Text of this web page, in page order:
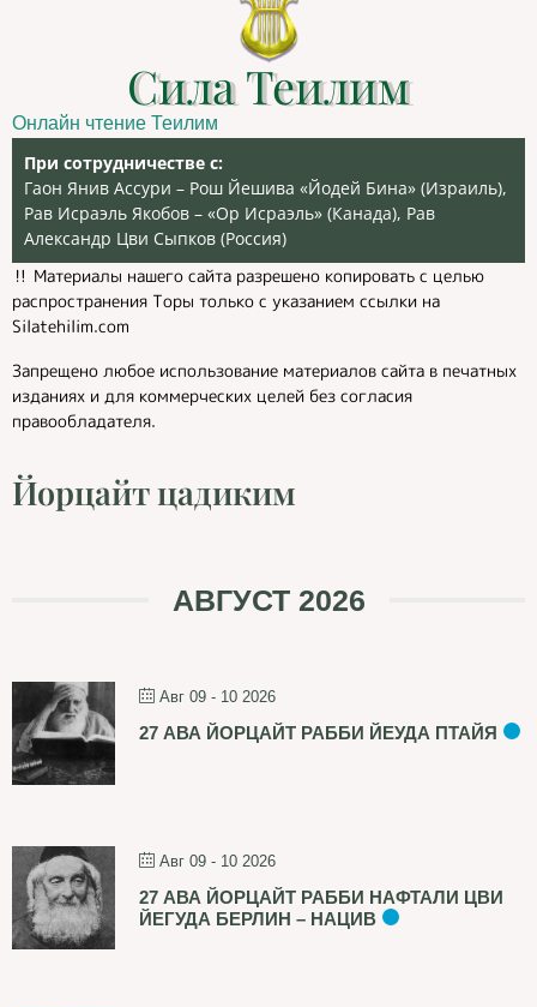
Сила Теилим
Онлайн чтение Теилим
При сотрудничестве с:
Гаон Янив Ассури – Рош Йешива «Йодей Бина» (Израиль),
Рав Исраэль Якобов – «Ор Исраэль» (Канада), Рав
Александр Цви Сыпков (Россия)
‼️ Материалы нашего сайта разрешено копировать с целью
распространения Торы только с указанием ссылки на
Silatehilim.com
Запрещено любое использование материалов сайта в печатных
изданиях и для коммерческих целей без согласия
правообладателя.
Йорцайт цадиким
АВГУСТ 2026
Авг 09 - 10 2026
27 АВА ЙОРЦАЙТ РАББИ ЙЕУДА ПТАЙЯ
Авг 09 - 10 2026
27 АВА ЙОРЦАЙТ РАББИ НАФТАЛИ ЦВИ
ЙЕГУДА БЕРЛИН – НАЦИВ